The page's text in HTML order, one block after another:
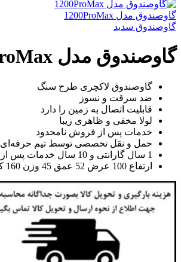
گاوصندوق مدل 1200ProMax
گاوصندوق سدید
گاوصندوق مدل 1000ProMax
گاوصندوق لاکچری طرح سنگ
ضد سرقت و نسوز
قابلیت اتصال به زمین را دارد
لولا مخفی و ظاهری زیبا
خدمات پس از فروش نامحدود
حمل و نقل تخصصی توسط تیم حرفه‌ای
1 سال گارانتی و 10 سال خدمات پس از فروش
ارتفاع 100 عرض 52 عمق 45 وزن 160 کیلوگرم